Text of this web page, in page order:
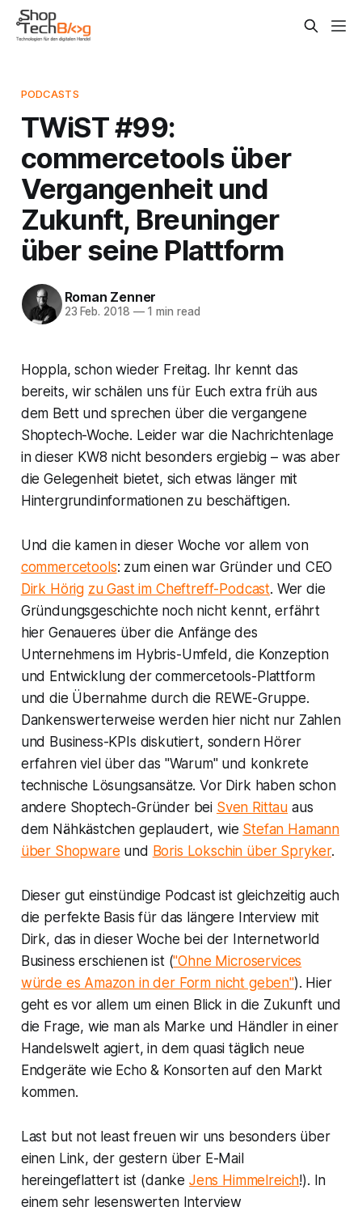
PODCASTS
TWiST #99:
commercetools über
Vergangenheit und
Zukunft, Breuninger
über seine Plattform
Roman Zenner
23 Feb. 2018 —1 min read
Hoppla, schon wieder Freitag. Ihr kennt das
bereits, wir schälen uns für Euch extra früh aus
dem Bett und sprechen über die vergangene
Shoptech-Woche. Leider war die Nachrichtenlage
in dieser KW8 nicht besonders ergiebig – was aber
die Gelegenheit bietet, sich etwas länger mit
Hintergrundinformationen zu beschäftigen.
Und die kamen in dieser Woche vor allem von
commercetools: zum einen war Gründer und CEO
Dirk Hörig zu Gast im Cheftreff-Podcast. Wer die
Gründungsgeschichte noch nicht kennt, erfährt
hier Genaueres über die Anfänge des
Unternehmens im Hybris-Umfeld, die Konzeption
und Entwicklung der commercetools-Plattform
und die Übernahme durch die REWE-Gruppe.
Dankenswerterweise werden hier nicht nur Zahlen
und Business-KPIs diskutiert, sondern Hörer
erfahren viel über das "Warum" und konkrete
technische Lösungsansätze. Vor Dirk haben schon
andere Shoptech-Gründer bei Sven Rittau aus
dem Nähkästchen geplaudert, wie Stefan Hamann
über Shopware und Boris Lokschin über Spryker.
Dieser gut einstündige Podcast ist gleichzeitig auch
die perfekte Basis für das längere Interview mit
Dirk, das in dieser Woche bei der Internetworld
Business erschienen ist ("Ohne Microservices
würde es Amazon in der Form nicht geben"). Hier
geht es vor allem um einen Blick in die Zukunft und
die Frage, wie man als Marke und Händler in einer
Handelswelt agiert, in dem quasi täglich neue
Endgeräte wie Echo & Konsorten auf den Markt
kommen.
Last but not least freuen wir uns besonders über
einen Link, der gestern über E-Mail
hereingeflattert ist (danke Jens Himmelreich!). In
einem sehr lesenswerten Interview